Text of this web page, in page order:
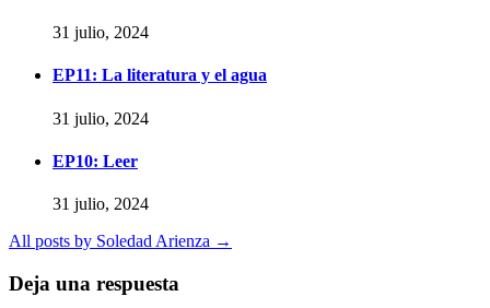
31 julio, 2024
EP11: La literatura y el agua
31 julio, 2024
EP10: Leer
31 julio, 2024
All posts by Soledad Arienza →
Deja una respuesta